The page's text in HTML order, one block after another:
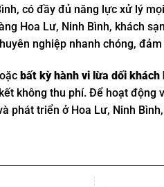
có đầy đủ năng lực xử lý
Hoa Lư, Ninh Bình, khách
nghiệp nhanh chóng,
bất kỳ hành vi lừa dối khách
không thu phí. Để hoạt động
phát triển ở Hoa Lư, Ninh